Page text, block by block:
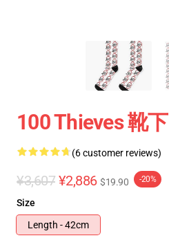
100 Thieves 靴下
(6 customer reviews)
¥3,607 ¥2,886 $19.90 -20%
Size
Length - 42cm